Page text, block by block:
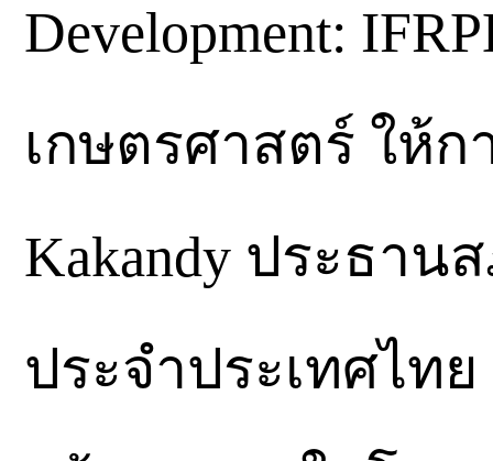
Development:
เกษตรศาสตร์ ให้ก
Kakandy ประธาน
ประจำประเทศไท